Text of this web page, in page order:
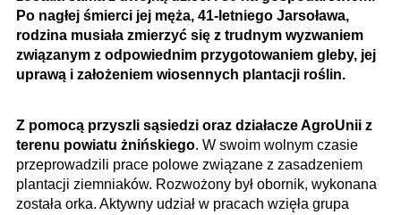
Po nagłej śmierci jej męża, 41-letniego Jarsoława,
rodzina musiała zmierzyć się z trudnym wyzwaniem
związanym z odpowiednim przygotowaniem gleby, jej
uprawą i założeniem wiosennych plantacji roślin.
Z pomocą przyszli sąsiedzi oraz działacze AgroUnii z
terenu powiatu żnińskiego. W swoim wolnym czasie
przeprowadzili prace polowe związane z zasadzeniem
plantacji ziemniaków. Rozwożony był obornik, wykonana
została orka. Aktywny udział w pracach wzięła grupa